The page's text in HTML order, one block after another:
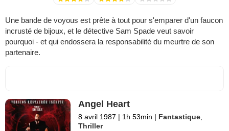
Une bande de voyous est prête à tout pour s'emparer d'un faucon
incrusté de bijoux, et le détective Sam Spade veut savoir
pourquoi - et qui endossera la responsabilité du meurtre de son
partenaire.
Angel Heart
8 avril 1987 | 1h 53min | Fantastique,
Thriller